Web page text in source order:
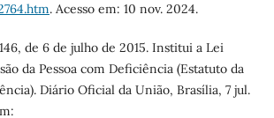
. Acesso em: 10 nov. 2024.
de 6 de julho de 2015. Institui a Lei
da Pessoa com Deficiência (Estatuto da
Diário Oficial da União, Brasília, 7 jul.